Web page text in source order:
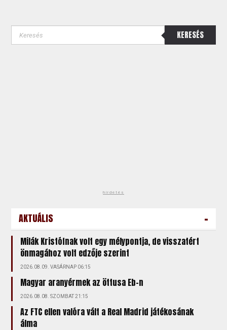
KERESÉS
hirdetés
AKTUÁLIS -
Milák Kristófnak volt egy mélypontja, de visszatért
önmagához volt edzője szerint
2026.08.09. VASÁRNAP 06:15
Magyar aranyérmek az öttusa Eb-n
2026.08.08. SZOMBAT 21:15
Az FTC ellen valóra vált a Real Madrid játékosának
álma